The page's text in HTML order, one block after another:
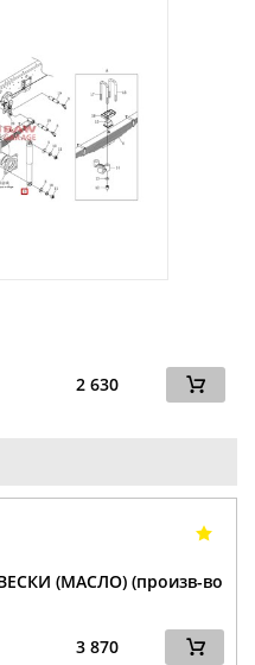
2 630
(МАСЛО) (произв-во
3 870